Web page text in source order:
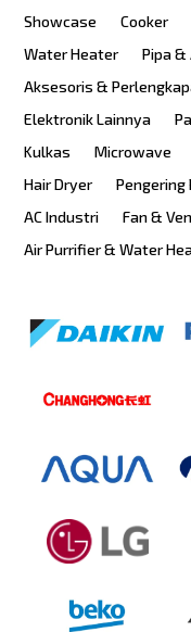
Showcase
Cooker
Water Heater
Pipa &
Aksesoris &
Elektronik Lainnya
Kulkas
Microwave
Hair Dryer
Pengering
AC Industri
Fan &
Air Purrifier & Water